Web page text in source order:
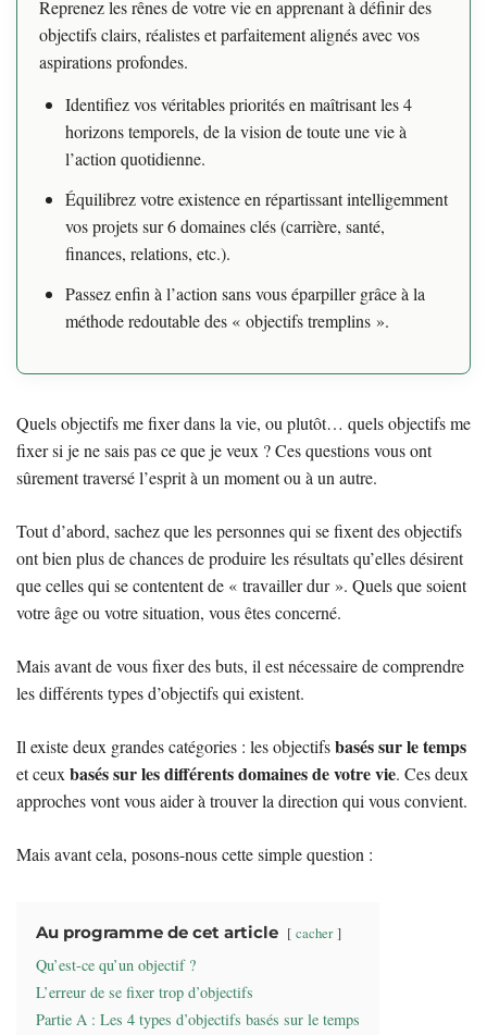
Reprenez les rênes de votre vie en apprenant à définir des
objectifs clairs, réalistes et parfaitement alignés avec vos
aspirations profondes.
Identifiez vos véritables priorités en maîtrisant les 4
horizons temporels, de la vision de toute une vie à
l’action quotidienne.
Équilibrez votre existence en répartissant intelligemment
vos projets sur 6 domaines clés (carrière, santé,
finances, relations, etc.).
Passez enfin à l’action sans vous éparpiller grâce à la
méthode redoutable des « objectifs tremplins ».
Quels objectifs me fixer dans la vie, ou plutôt… quels objectifs me
fixer si je ne sais pas ce que je veux ? Ces questions vous ont
sûrement traversé l’esprit à un moment ou à un autre.
Tout d’abord, sachez que les personnes qui se fixent des objectifs
ont bien plus de chances de produire les résultats qu’elles désirent
que celles qui se contentent de « travailler dur ». Quels que soient
votre âge ou votre situation, vous êtes concerné.
Mais avant de vous fixer des buts, il est nécessaire de comprendre
les différents types d’objectifs qui existent.
Il existe deux grandes catégories : les objectifsbasés sur le temps
et ceuxbasés sur les différents domaines de votre vie. Ces deux
approches vont vous aider à trouver la direction qui vous convient.
Mais avant cela, posons-nous cette simple question :
Au programme de cet article cacher
Qu’est-ce qu’un objectif ?
L’erreur de se fixer trop d’objectifs
Partie A : Les 4 types d’objectifs basés sur le temps